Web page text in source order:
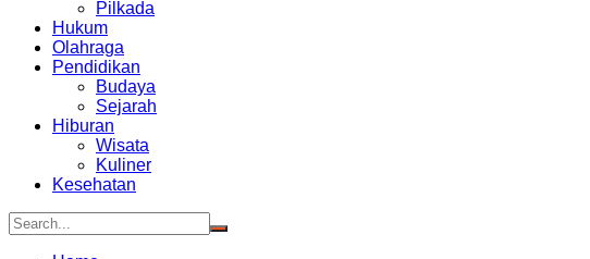
Pilkada
Hukum
Olahraga
Pendidikan
Budaya
Sejarah
Hiburan
Wisata
Kuliner
Kesehatan